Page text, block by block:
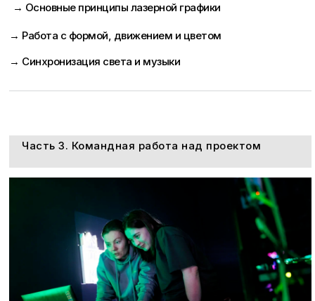
→ Основные принципы лазерной графики
→ Работа с формой, движением и цветом
→ Синхронизация света и музыки
Часть 3. Командная работа над проектом